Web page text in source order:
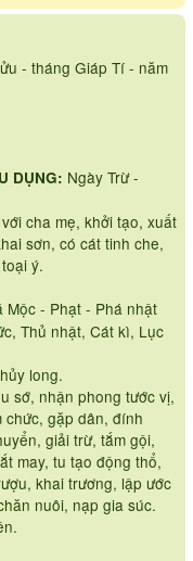
- tháng Giáp Tí - năm
DỤNG: Ngày Trừ -
cha mẹ, khởi tạo, xuất
sơn, có cát tinh che,
ý.
Mộc - Phạt - Phá nhật
Thủ nhật, Cát kì, Lục
long.
sớ, nhận phong tước vị,
chức, gặp dân, đính
giải trừ, tắm gội,
may, tu tạo động thổ,
khai trương, lập ước
nuôi, nạp gia súc.